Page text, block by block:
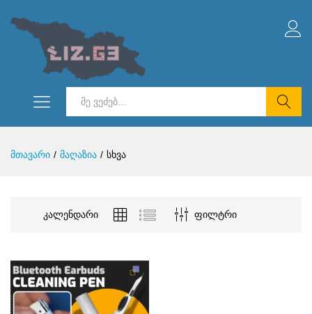
მთავარი / მაღაზია / სხვა
კალენდარი ფილტრი